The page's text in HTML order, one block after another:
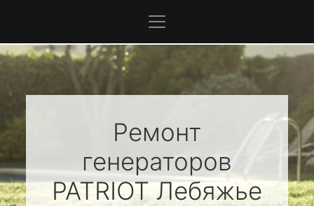
Ремонт
генераторов
PATRIOTЛебяжье